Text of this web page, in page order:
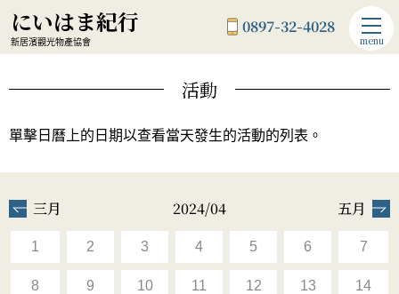
にいはま紀行
新居濱觀光物產協會
0897-32-4028
menu
活動
單擊日曆上的日期以查看當天發生的活動的列表。
三月 2024/04 五月
1 2 3 4 5 6 7
8 9 10 11 12 13 14